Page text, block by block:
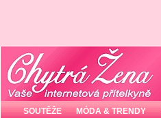
SOUTĚŽE MÓDA & TRENDY